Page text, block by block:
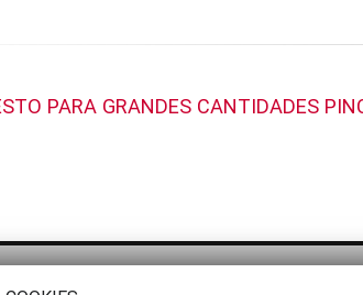
PARA GRANDES CANTIDADES